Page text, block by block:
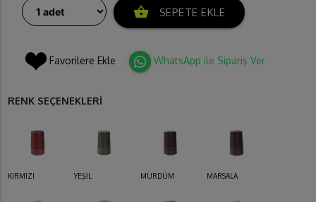
shopping_basket SEPETE EKLE
Favorilere Ekle WhatsApp ile Sipariş Ver
RENK SEÇENEKLERİ
KIRMIZI YEŞİL MÜRDÜM MARSALA